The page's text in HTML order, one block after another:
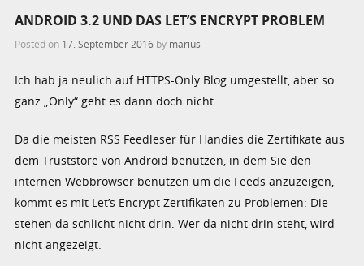
ANDROID 3.2 UND DAS LET’S ENCRYPT PROBLEM
Posted on 17. September 2016 by marius
Ich hab ja neulich auf HTTPS-Only Blog umgestellt, aber so
ganz „Only“ geht es dann doch nicht.
Da die meisten RSS Feedleser für Handies die Zertifikate aus
dem Truststore von Android benutzen, in dem Sie den
internen Webbrowser benutzen um die Feeds anzuzeigen,
kommt es mit Let’s Encrypt Zertifikaten zu Problemen: Die
stehen da schlicht nicht drin. Wer da nicht drin steht, wird
nicht angezeigt.